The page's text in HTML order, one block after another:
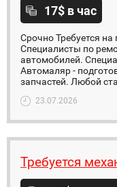
17$ в час
Срочно Требуется
Специалисты по
автомобилей.
Автомаляр -
запчастей. Любой
23.07.2026
Требуется